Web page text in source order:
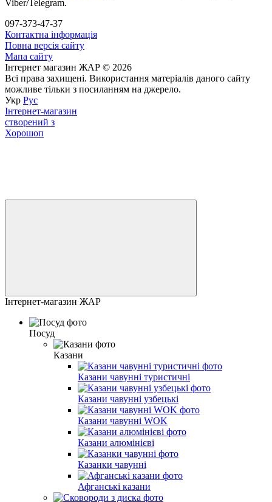
Viber/Telegram.
097-373-47-37
Контактна інформація
Повна версія сайту
Мапа сайту
Інтернет магазин ЖАР © 2026
Всі права захищені. Використання матеріалів даного сайту
можливе тільки з посиланням на джерело.
Укр Рус
Інтернет-магазин
створений з
Хорошоп
Інтернет-магазин ЖАР
Посуд
Казани
Казани чавунні туристичні
Казани чавунні узбецькі
Казани чавунні WOK
Казани алюмінієві
Казанки чавунні
Афганські казани